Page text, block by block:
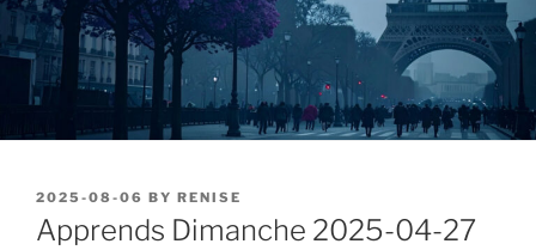
POSTED
ON
2025-08-06 BY RENISE
Apprends Dimanche 2025-04-27